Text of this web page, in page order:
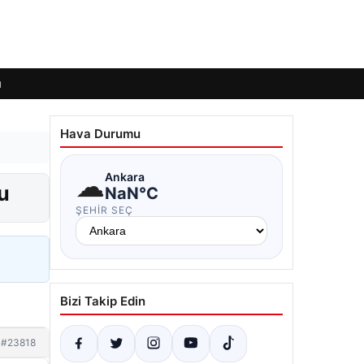
#23818
Hava Durumu
☁Ankara
NaN°C
ŞEHIR SEÇ
Bizi Takip Edin